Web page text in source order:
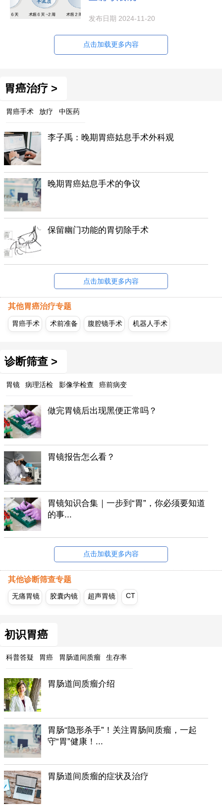
发布日期 2024-11-20
点击加载更多内容
胃癌治疗 >
胃癌手术 放疗 中医药
李子禹：晚期胃癌姑息手术外科观
晚期胃癌姑息手术的争议
保留幽门功能的胃切除手术
点击加载更多内容
其他胃癌治疗专题
胃癌手术 术前准备 腹腔镜手术 机器人手术
诊断筛查 >
胃镜 病理活检 影像学检查 癌前病变
做完胃镜后出现黑便正常吗？
胃镜报告怎么看？
胃镜知识合集｜一步到“胃”，你必须要知道
的事...
点击加载更多内容
其他诊断筛查专题
无痛胃镜 胶囊内镜 超声胃镜 CT
初识胃癌
科普答疑 胃癌 胃肠道间质瘤 生存率
胃肠道间质瘤介绍
胃肠“隐形杀手”！关注胃肠间质瘤，一起
守“胃”健康！...
胃肠道间质瘤的症状及治疗